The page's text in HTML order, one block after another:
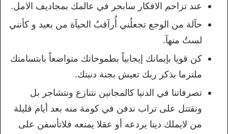
عند تزاحم الافكار سابحر في عالمك بمجاديف الامل.
حآلة من الوجع تجعلُني أُرآقبُ الحيآة من بعيد و كأنني
لستُ منهآ.
كن قويا بإيمانك إيجابياً بطموحاتك متواضعاً بابتسامتك
ملتزما بذكر ربك تعيش بجنة دنيتك.
تصرفاتنا في الدنيا كالمجانين نتنازع ونتشاجر بل
ونقتتل على تراب ندفن في كومة منه بعد أيام قليلة
من لايملك دينا يردعه أو عقلا يمنعه فلاتأسفن على